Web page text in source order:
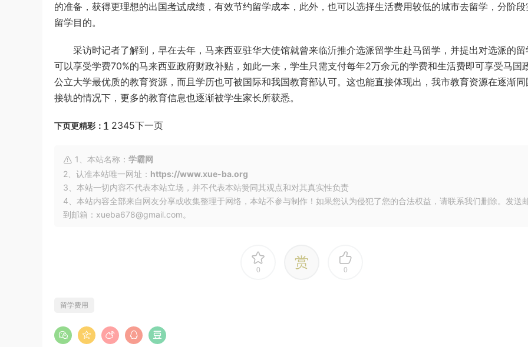
的准备，获得更理想的出国考试成绩，有效节约留学成本，此外，也可以选择生活费用较低的城市去留学，分阶段
留学目的。
采访时记者了解到，早在去年，马来西亚驻华大使馆就曾来临沂推介选派留学生赴马留学，并提出对选派的留
可以享受学费70%的马来西亚政府财政补贴，如此一来，学生只需支付每年2万余元的学费和生活费即可享受马国
公立大学最优质的教育资源，而且学历也可被国际和我国教育部认可。这也能直接体现出，我市教育资源在逐渐同
接轨的情况下，更多的教育信息也逐渐被学生家长所获悉。
下页更精彩： 1 2345下一页
1、本站名称： 学霸网
2、认准本站唯一网址： https://www.xue-ba.org
3、本站一切内容不代表本站立场，并不代表本站赞同其观点和对其真实性负责
4、本站内容全部来自网友分享或收集整理于网络，本站不参与制作！如果您认为侵犯了您的合法权益，请联系我们删除。发送
到邮箱：xueba678@gmail.com。
0 赏 0
留学费用